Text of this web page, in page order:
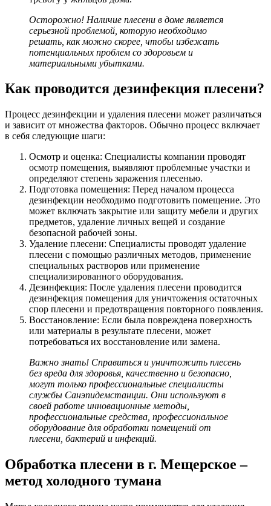
Осторожно! Наличие плесени в доме является
серьезной проблемой, которую необходимо
решать, как можно скорее, чтобы избежать
потенциальных проблем со здоровьем и
материальными убытками.
Как проводится дезинфекция плесени?
Процесс дезинфекции и удаления плесени может различаться
и зависит от множества факторов. Обычно процесс включает
в себя следующие шаги:
Осмотр и оценка: Специалисты компании проводят
осмотр помещения, выявляют проблемные участки и
определяют степень заражения плесенью.
Подготовка помещения: Перед началом процесса
дезинфекции необходимо подготовить помещение. Это
может включать закрытие или защиту мебели и других
предметов, удаление личных вещей и создание
безопасной рабочей зоны.
Удаление плесени: Специалисты проводят удаление
плесени с помощью различных методов, применение
специальных растворов или применение
специализированного оборудования.
Дезинфекция: После удаления плесени проводится
дезинфекция помещения для уничтожения остаточных
спор плесени и предотвращения повторного появления.
Восстановление: Если была повреждена поверхность
или материалы в результате плесени, может
потребоваться их восстановление или замена.
Важно знать! Справиться и уничтожить плесень
без вреда для здоровья, качественно и безопасно,
могут только профессиональные специалисты
службы Санэпидемстанции. Они используют в
своей работе инновационные методы,
профессиональные средства, профессиональное
оборудование для обработки помещений от
плесени, бактерий и инфекций.
Обработка плесени в г. Мещерское –
метод холодного тумана